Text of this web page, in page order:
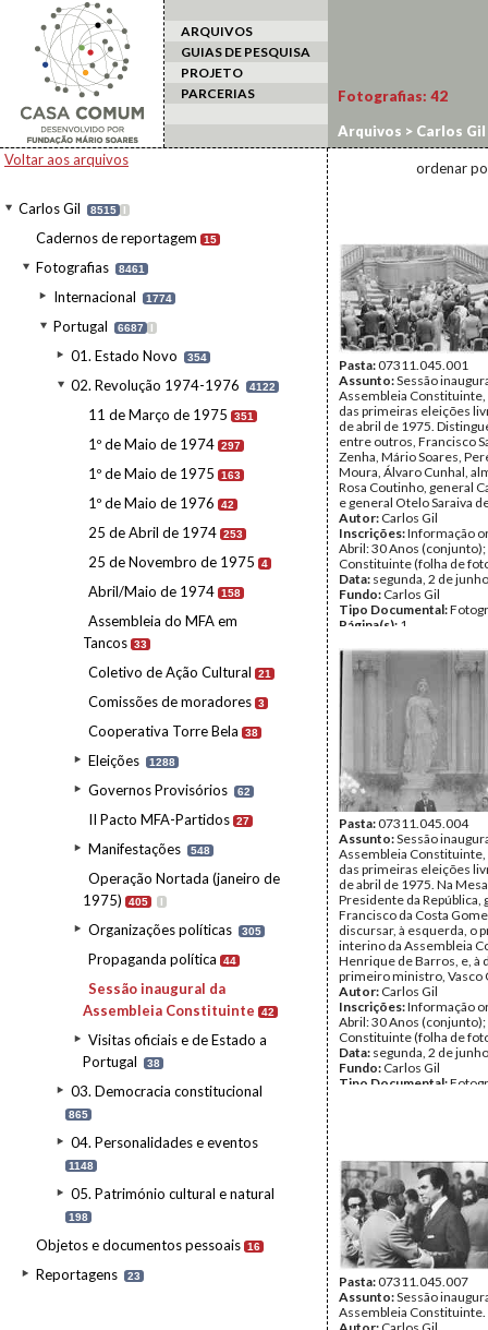
ARQUIVOS
GUIAS DE PESQUISA
PROJETO
PARCERIAS
Voltar aos arquivos
Carlos Gil 8515 I
Cadernos de reportagem 15
Fotografias 8461
Internacional 1774
Portugal 6687 I
01. Estado Novo 354
02. Revolução 1974-1976 4122
11 de Março de 1975 351
1º de Maio de 1974 297
1º de Maio de 1975 163
1º de Maio de 1976 42
25 de Abril de 1974 253
25 de Novembro de 1975 4
Abril/Maio de 1974 158
Assembleia do MFA em
Tancos 33
Coletivo de Ação Cultural 21
Comissões de moradores 3
Cooperativa Torre Bela 38
Eleições 1288
Governos Provisórios 62
II Pacto MFA-Partidos 27
Manifestações 548
Operação Nortada (janeiro de
1975)
405 I
Organizações políticas 305
Propaganda política 44
Sessão inaugural da
Assembleia Constituinte
42
Visitas oficiais e de Estado a
Portugal
38
03. Democracia constitucional
865
04. Personalidades e eventos
1148
05. Património cultural e natural
198
Objetos e documentos pessoais 16
Reportagens 23
Fotografias: 42
Arquivos > Carlos Gil
Assembleia
ordenar
Pasta:07311.045.001
Assunto:Sessão
Assembleia
das primeiras eleições
de abril de 1975.
entre outros, Francisco
Zenha, Mário Soares,
Moura, Álvaro Cunhal,
Rosa Coutinho, general
e general Otelo Saraiva
Autor: Carlos Gil
Inscrições:Informação
Abril: 30 Anos
Constituinte (folha de
Data: segunda, 2 de
Fundo: Carlos Gil
Tipo Documental:
Página(s): 1
Pasta:07311.045.004
Assunto:Sessão
Assembleia
das primeiras eleições
de abril de 1975. Na
Presidente da República,
Francisco da Costa
discursar, à esquerda, o
interino da Assembleia
Henrique de Barros, e, à
primeiro ministro, Vasco
Autor: Carlos Gil
Inscrições:Informação
Abril: 30 Anos
Constituinte (folha de
Data: segunda, 2 de
Fundo: Carlos Gil
Tipo Documental:
Pasta:07311.045.007
Assunto:Sessão
Assembleia Constituinte.